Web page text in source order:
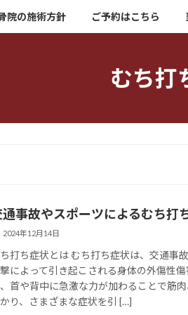
院の施術方針 ご予約はこちら
むち打
通事故やスポーツによるむち打
2024年12月14日
打ち症状とは むち打ち症状は、交通事
によって引き起こされる身体の外傷性
首や背中に急激な力が加わることで筋
り、さまざまな症状を引 […]